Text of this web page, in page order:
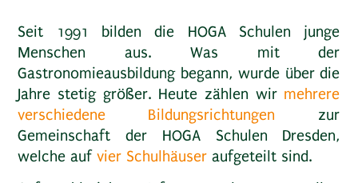
Seit 1991 bilden die HOGA Schulen junge
Menschen aus. Was mit der
Gastronomieausbildung begann, wurde über die
Jahre stetig größer. Heute zählen wir mehrere
verschiedene Bildungsrichtungen zur
Gemeinschaft der HOGA Schulen Dresden,
welche aufvier Schulhäuser aufgeteilt sind.